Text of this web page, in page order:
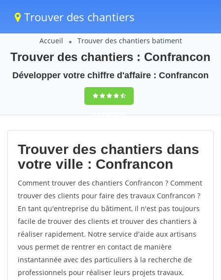
Trouver des chantiers
Accueil Trouver des chantiers batiment
Trouver des chantiers : Confrancon
Développer votre chiffre d'affaire : Confrancon
9,5(100%)43
votes
Trouver des chantiers dans
votre ville : Confrancon
Comment trouver des chantiers Confrancon ? Comment
trouver des clients pour faire des travaux Confrancon ?
En tant qu'entreprise du bâtiment, il n'est pas toujours
facile de trouver des clients et trouver des chantiers à
réaliser rapidement. Notre service d'aide aux artisans
vous permet de rentrer en contact de manière
instantannée avec des particuliers à la recherche de
professionnels pour réaliser leurs projets travaux.